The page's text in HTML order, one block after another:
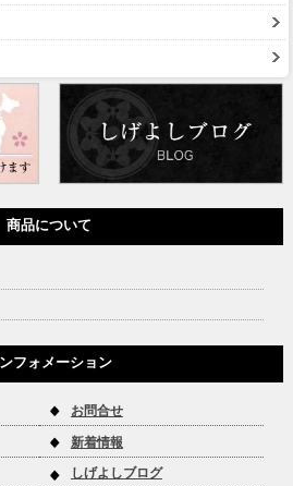
商品について
フォメーション
お問合せ
新着情報
しげよしブログ